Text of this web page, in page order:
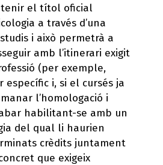
el títol oficial
a través d’una
i això permetrà a
amb l’itinerari exigit
(per exemple,
específic i, si el cursés ja
l’homologació i
habilitant-se amb un
del qual li haurien
crèdits juntament
que exigeix